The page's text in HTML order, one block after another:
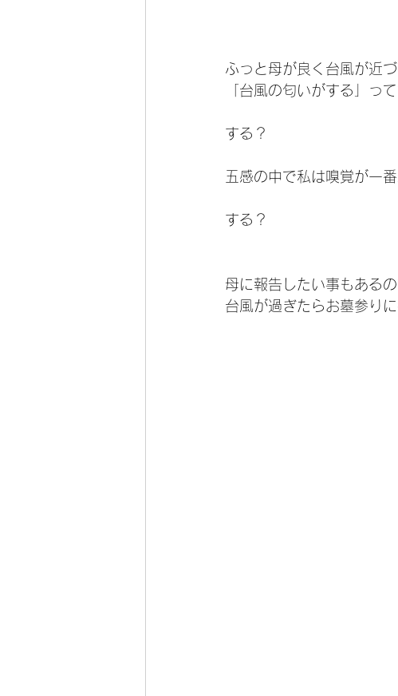
ふっと母が良く台風が近
「台風の匂いがする」っ
する？
五感の中で私は嗅覚が一番
する？
母に報告したい事もある
台風が過ぎたらお墓参り